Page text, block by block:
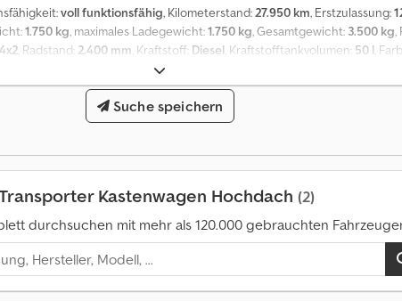
voll funktionsfähig, Kilometerstand:27.950 km, Erstzulassung:
1.750 kg, maximales Ladegewicht:1.750 kg, Gesamtgewicht: 3.500 kg,
4x2, Radstand: 2.400 mm, Kraftstoff: Diesel, Kraftstofftankvolumen: 50 l,
, Emissionsklasse:
1.650 mm, zulässige Achslast (Achse 1):1.780 kg, zulässige
35.75 Dreiseitenkipper Crsdjzfv S Ropfx Ah Sjf Blattgefedert 4x2
Gesamtlänge LKW 4,24 m Breite 1,65 m Radstand 2,40 m Reifen 90 % 50-
Suche speichern
Kastenwagen Hochdach (2)
durchsuchen mit mehr als 120.000 gebrauchten